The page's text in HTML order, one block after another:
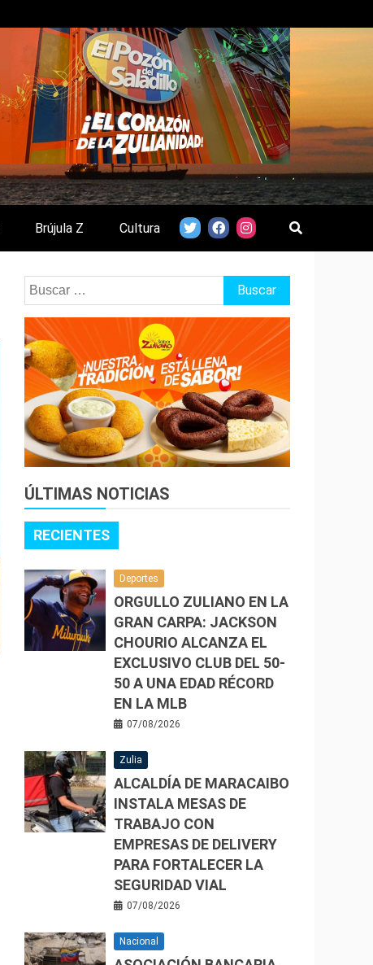
Brújula Z Cultura
Buscar:
ÚLTIMAS NOTICIAS
RECIENTES
Deportes
ORGULLO ZULIANO EN LA
GRAN CARPA: JACKSON
CHOURIO ALCANZA EL
EXCLUSIVO CLUB DEL 50-
50 A UNA EDAD RÉCORD
EN LA MLB
07/08/2026
Zulia
ALCALDÍA DE MARACAIBO
INSTALA MESAS DE
TRABAJO CON
EMPRESAS DE DELIVERY
PARA FORTALECER LA
SEGURIDAD VIAL
07/08/2026
Nacional